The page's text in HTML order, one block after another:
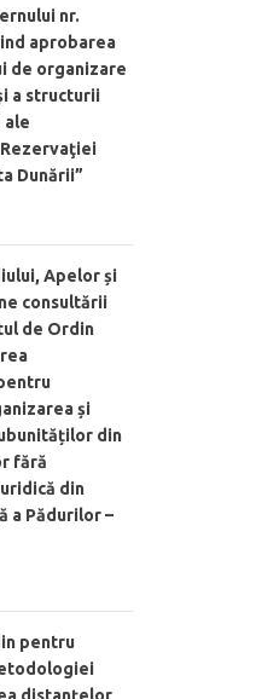
nr.
aprobarea
de organizare
a structurii
ale
Dunării”
Apelor și
consultării
de Ordin
și
din
fără
din
a Pădurilor –
pentru